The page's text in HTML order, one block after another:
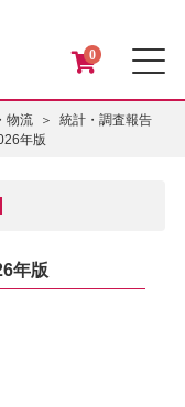
0
物流
統計・調査報告
年版
年版